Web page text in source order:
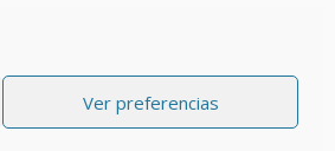
Ver preferencias